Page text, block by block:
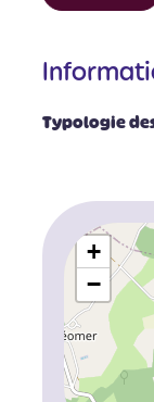
Typologie
+
−